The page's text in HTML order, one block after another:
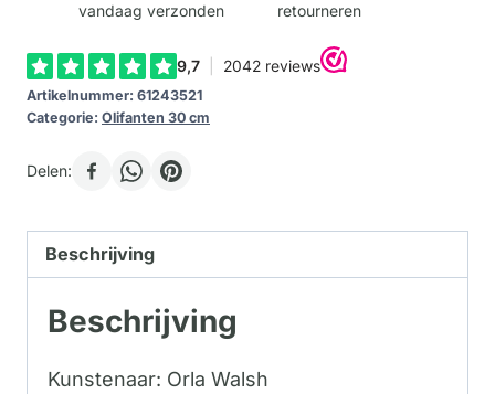
vandaag verzonden
retourneren
Artikelnummer: 61243521
Categorie: Olifanten 30 cm
Delen:
Beschrijving
Beschrijving
Kunstenaar: Orla Walsh